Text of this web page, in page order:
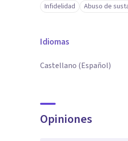
Infidelidad Abuso de
Idiomas
Castellano (Español)
Opiniones